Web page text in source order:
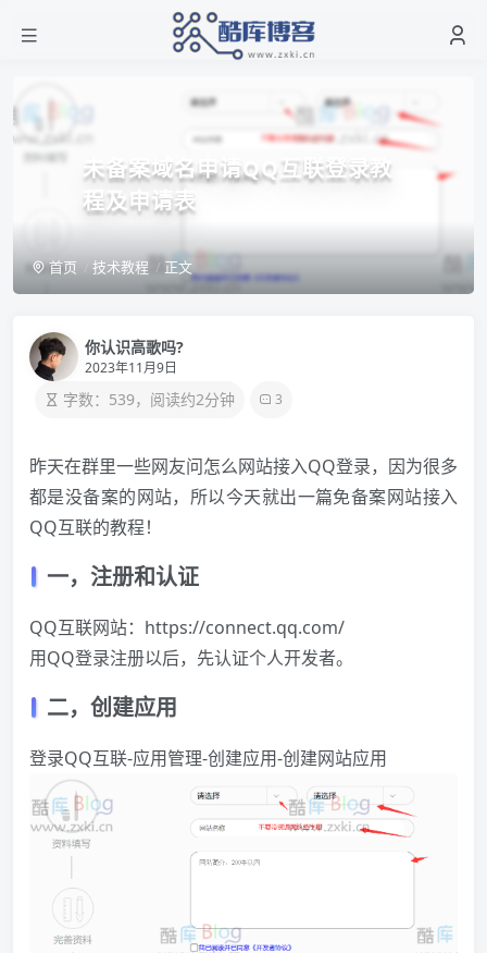
未备案域名申请QQ互联登录教
程及申请表
首页 技术教程 正文
你认识高歌吗?
2023年11月9日
字数：539，阅读约2分钟 3
昨天在群里一些网友问怎么网站接入QQ登录，因为很多
都是没备案的网站，所以今天就出一篇免备案网站接入
QQ互联的教程！
一，注册和认证
QQ互联网站： https://connect.qq.com/
用QQ登录注册以后，先认证个人开发者。
二，创建应用
登录QQ互联-应用管理-创建应用-创建网站应用